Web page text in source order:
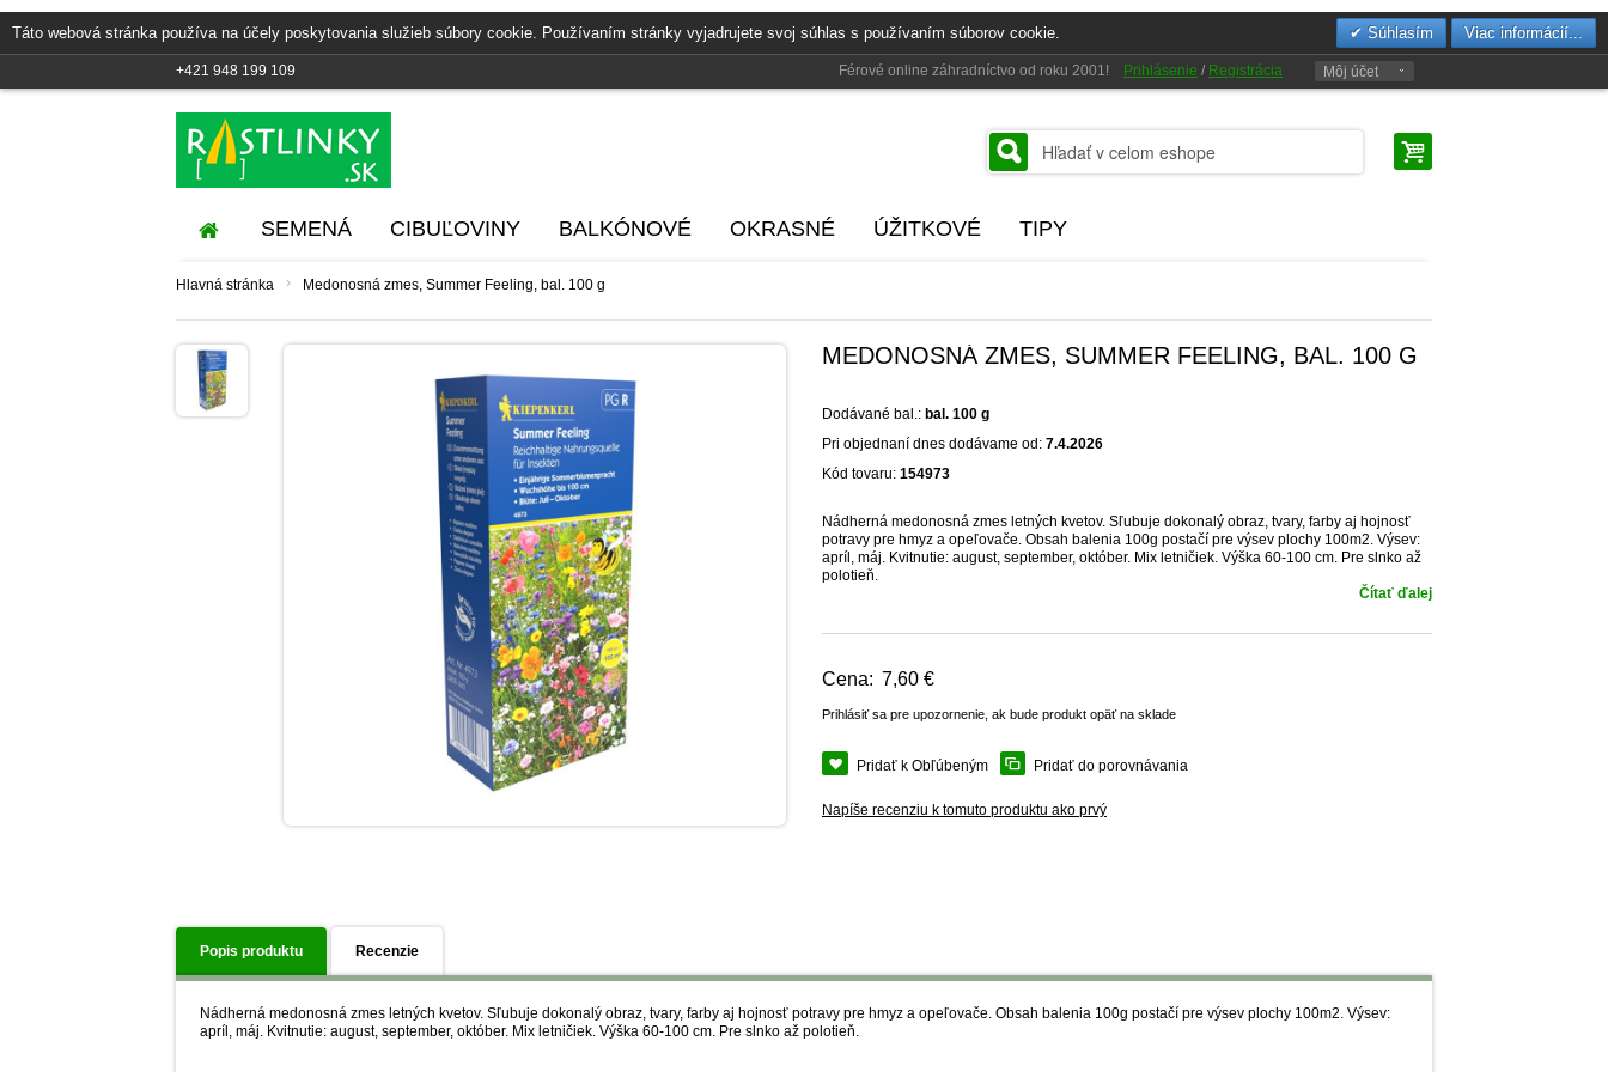
Táto webová stránka používa na účely poskytovania služieb súbory cookie. Používaním stránky vyjadrujete svoj súhlas s používaním súborov cookie. Súhlasím Viac informácií...
+421 948 199 109 Férové online záhradníctvo od roku 2001! Prihlásenie / Registrácia Môj účet
SEMENÁ CIBUĽOVINY BALKÓNOVÉ OKRASNÉ ÚŽITKOVÉ TIPY
Hlavná stránka › Medonosná zmes, Summer Feeling, bal. 100 g
MEDONOSNÁ ZMES, SUMMER FEELING, BAL. 100 G
Dodávané bal.: bal. 100 g
Pri objednaní dnes dodávame od: 7.4.2026
Kód tovaru: 154973
Nádherná medonosná zmes letných kvetov. Sľubuje dokonalý obraz, tvary, farby aj hojnosť
potravy pre hmyz a opeľovače. Obsah balenia 100g postačí pre výsev plochy 100m2. Výsev:
apríl, máj. Kvitnutie: august, september, október. Mix letničiek. Výška 60-100 cm. Pre slnko až
polotieň.
Čítať ďalej
Cena: 7,60 €
Prihlásiť sa pre upozornenie, ak bude produkt opäť na sklade
Pridať k Obľúbeným Pridať do porovnávania
Napíše recenziu k tomuto produktu ako prvý
Popis produktu Recenzie
Nádherná medonosná zmes letných kvetov. Sľubuje dokonalý obraz, tvary, farby aj hojnosť potravy pre hmyz a opeľovače. Obsah balenia 100g postačí pre výsev plochy 100m2. Výsev:
apríl, máj. Kvitnutie: august, september, október. Mix letničiek. Výška 60-100 cm. Pre slnko až polotieň.